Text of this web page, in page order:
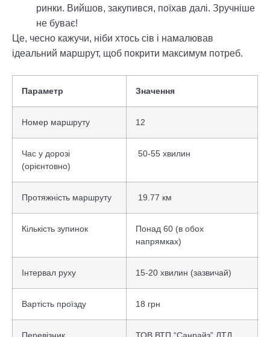
ринки. Вийшов, закупився, поїхав далі. Зручніше
не буває!
Це, чесно кажучи, ніби хтось сів і намалював
ідеальний маршрут, щоб покрити максимум потреб.
Параметр Значення
Номер маршруту 12
Час у дорозі
(орієнтовно)
50-55 хвилин
Протяжність маршруту 19.77 км
Кількість зупинок
Понад 60 (в обох
напрямках)
Інтервал руху 15-20 хвилин (зазвичай)
Вартість проїзду 18 грн